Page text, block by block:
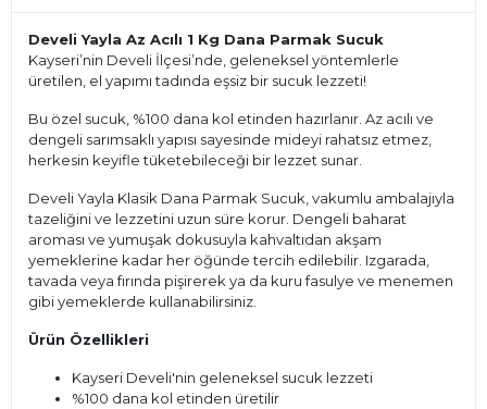
Develi Yayla Az Acılı 1 Kg Dana Parmak Sucuk
Kayseri’nin Develi İlçesi’nde, geleneksel yöntemlerle
üretilen, el yapımı tadında eşsiz bir sucuk lezzeti!
Bu özel sucuk, %100 dana kol etinden hazırlanır. Az acılı ve
dengeli sarımsaklı yapısı sayesinde mideyi rahatsız etmez,
herkesin keyifle tüketebileceği bir lezzet sunar.
Develi Yayla Klasik Dana Parmak Sucuk, vakumlu ambalajıyla
tazeliğini ve lezzetini uzun süre korur. Dengeli baharat
aroması ve yumuşak dokusuyla kahvaltıdan akşam
yemeklerine kadar her öğünde tercih edilebilir. Izgarada,
tavada veya fırında pişirerek ya da kuru fasulye ve menemen
gibi yemeklerde kullanabilirsiniz.
Ürün Özellikleri
Kayseri Develi'nin geleneksel sucuk lezzeti
%100 dana kol etinden üretilir